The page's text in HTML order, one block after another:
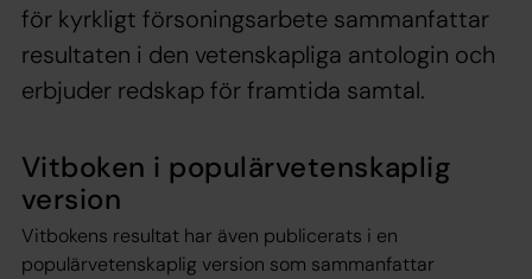
för kyrkligt försoningsarbete sammanfattar
resultaten i den vetenskapliga antologin och
erbjuder redskap för framtida samtal.
Vitboken i populärvetenskaplig
version
Vitbokens resultat har även publicerats i en
populärvetenskaplig version som sammanfattar